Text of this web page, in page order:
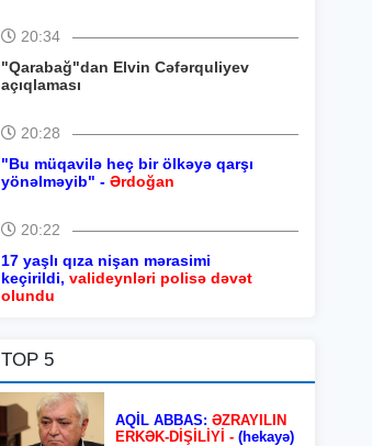
20:34
"Qarabağ"dan Elvin Cəfərquliyev
açıqlaması
20:28
"Bu müqavilə heç bir ölkəyə qarşı
yönəlməyib" - Ərdoğan
20:22
17 yaşlı qıza nişan mərasimi
keçirildi, valideynləri polisə dəvət
olundu
TOP 5
AQİL ABBAS: ƏZRAYILIN
ERKƏK-DİŞİLİYİ - (hekayə)